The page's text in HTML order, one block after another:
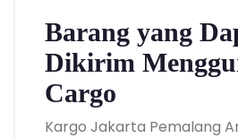
Barang yang
Dikirim
Cargo
Kargo Jakarta Pemalang